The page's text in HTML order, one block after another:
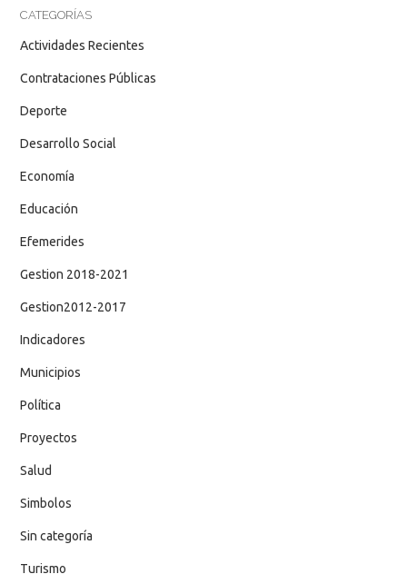
CATEGORÍAS
Actividades Recientes
Contrataciones Públicas
Deporte
Desarrollo Social
Economía
Educación
Efemerides
Gestion 2018-2021
Gestion2012-2017
Indicadores
Municipios
Política
Proyectos
Salud
Simbolos
Sin categoría
Turismo